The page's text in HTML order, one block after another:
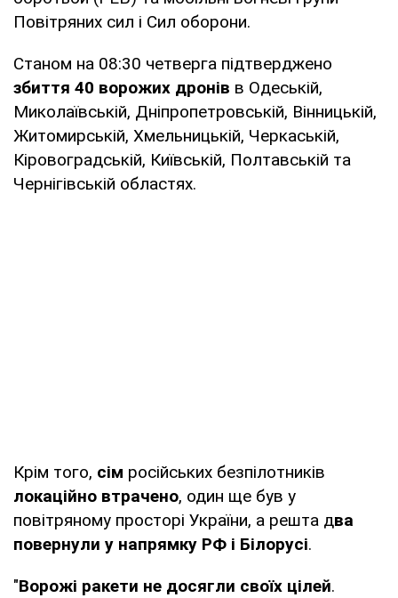
Повітряних сил і Сил оборони.
Станом на 08:30 четверга підтверджено
збиття 40 ворожих дронів в Одеській,
Миколаївській, Дніпропетровській, Вінницькій,
Житомирській, Хмельницькій, Черкаській,
Кіровоградській, Київській, Полтавській та
Чернігівській областях.
Крім того, сім російських безпілотників
локаційно втрачено, один ще був у
повітряному просторі України, а решта два
повернули у напрямку РФ і Білорусі.
"Ворожі ракети не досягли своїх цілей.